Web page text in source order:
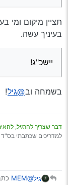
תציין מיקום ומי
בעיניך עשה.
יישכ"ג!
בשמחה וב@גיל!
דבר שצריך להרגיל,
למדריכים שכתבתי
גיל@MEM